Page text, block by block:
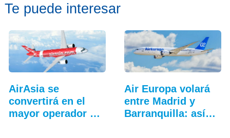
Te puede interesar
AirAsia se
convertirá en el
mayor operador del
Air Europa volará
entre Madrid y
Barranquilla: así…